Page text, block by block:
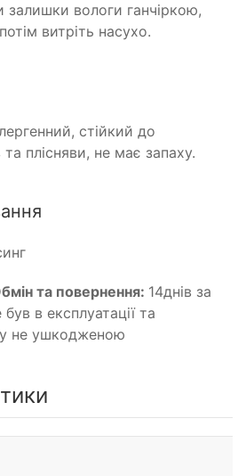
залишки вологи ганчіркою,
витріть насухо.
стійкий до
та плісняви, не має запаху.
та повернення: 14днів за
в експлуатації та
не ушкодженою